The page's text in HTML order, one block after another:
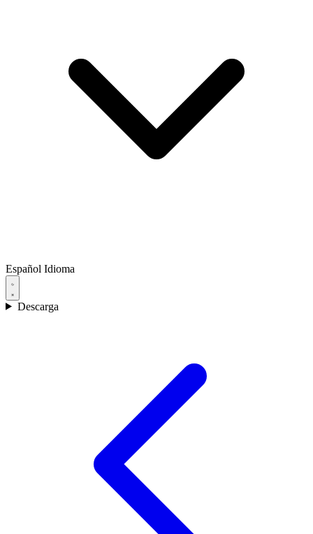
Español Idioma
Descarga